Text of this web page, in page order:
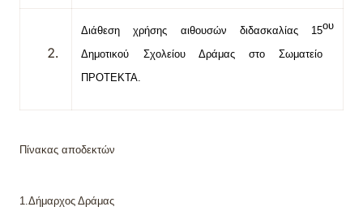
Διάθεση χρήσης αιθουσών διδασκαλίας 15ου
Δημοτικού Σχολείου Δράμας στο Σωματείο
ΠΡΟΤΕΚΤΑ.
Πίνακας αποδεκτών
1.Δήμαρχος Δράμας